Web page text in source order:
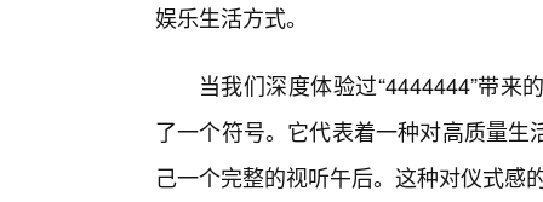
娱乐生活方式。
当我们深度体验过“4444444”带
了一个符号。它代表着一种对高质量
己一个完整的视听午后。这种对仪式感